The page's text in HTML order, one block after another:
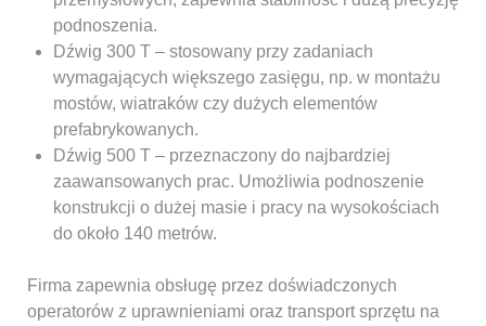
podnoszenia.
Dźwig 300 T – stosowany przy zadaniach
wymagających większego zasięgu, np. w montażu
mostów, wiatraków czy dużych elementów
prefabrykowanych.
Dźwig 500 T – przeznaczony do najbardziej
zaawansowanych prac. Umożliwia podnoszenie
konstrukcji o dużej masie i pracy na wysokościach
do około 140 metrów.
Firma zapewnia obsługę przez doświadczonych
operatorów z uprawnieniami oraz transport sprzętu na